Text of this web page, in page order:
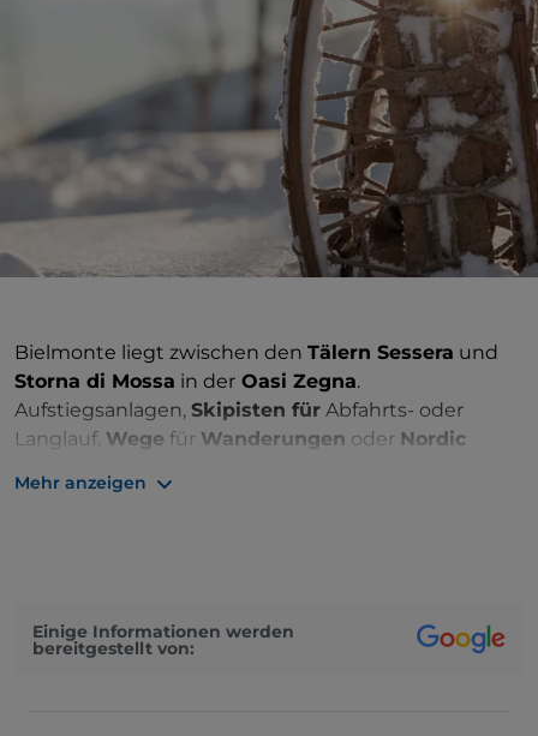
Bielmonte liegt zwischen den Tälern Sessera und
Storna di Mossa in der Oasi Zegna.
Aufstiegsanlagen, Skipisten für Abfahrts- oder
Langlauf, Wege für Wanderungen oder Nordic
Winter wie im Sommer. Ein wunderschönes
Mehr anzeigen
Einige Informationen werden
bereitgestellt von: